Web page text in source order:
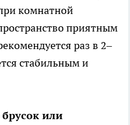
комнатной
приятным
раз в 2–
стабильным и
или